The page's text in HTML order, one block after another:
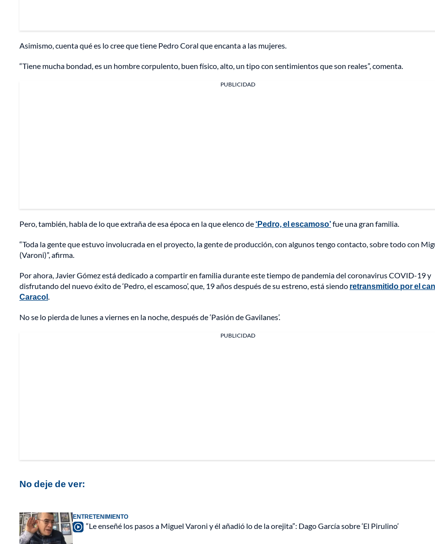
Asimismo, cuenta qué es lo cree que tiene Pedro Coral que encanta a las mujeres.
“Tiene mucha bondad, es un hombre corpulento, buen físico, alto, un tipo con sentimientos que son reales”, comenta.
PUBLICIDAD
Pero, también, habla de lo que extraña de esa época en la que elenco de ‘Pedro, el escamoso’fue una gran familia.
“Toda la gente que estuvo involucrada en el proyecto, la gente de producción, con algunos tengo contacto, sobre todo con
(Varoni)”, afirma.
Por ahora, Javier Gómez está dedicado a compartir en familia durante este tiempo de pandemia del coronavirus COVID-19 y
disfrutando del nuevo éxito de ‘Pedro, el escamoso’, que, 19 años después de su estreno, está siendo retransmitido por el
Caracol.
No se lo pierda de lunes a viernes en la noche, después de ‘Pasión de Gavilanes’.
PUBLICIDAD
No deje de ver:
ENTRETENIMIENTO
“Le enseñé los pasos a Miguel Varoni y él añadió lo de la orejita”: Dago García sobre ‘El Pirulino’